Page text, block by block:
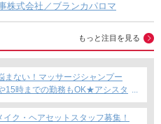
株式会社／ブランカパロマ
もっと注目を見る
まない！マッサージシャンプー
15時までの勤務もOK★アシスタ
ク・ヘアセットスタッフ募集！